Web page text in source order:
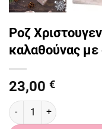
Ροζ
καλαθούνας με
23,00 €
Ροζ